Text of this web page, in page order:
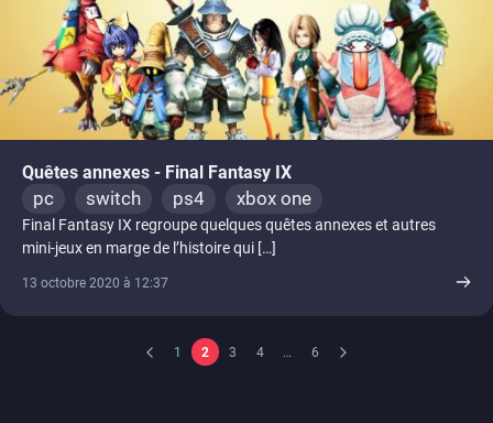
Quêtes annexes - Final Fantasy IX
pc switch ps4 xbox one
Final Fantasy IX regroupe quelques quêtes annexes et autres
mini-jeux en marge de l’histoire qui […]
13 octobre 2020 à 12:37
1 2 3 4 … 6